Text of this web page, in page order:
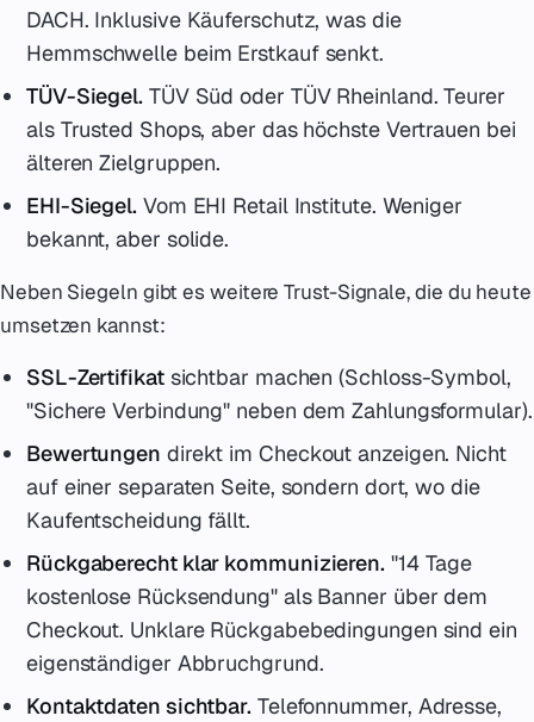
DACH. Inklusive Käuferschutz, was die
Hemmschwelle beim Erstkauf senkt.
TÜV-Siegel. TÜV Süd oder TÜV Rheinland. Teurer
als Trusted Shops, aber das höchste Vertrauen bei
älteren Zielgruppen.
EHI-Siegel. Vom EHI Retail Institute. Weniger
bekannt, aber solide.
Neben Siegeln gibt es weitere Trust-Signale, die du heute
umsetzen kannst:
SSL-Zertifikatsichtbar machen (Schloss-Symbol,
"Sichere Verbindung" neben dem Zahlungsformular).
Bewertungen direkt im Checkout anzeigen. Nicht
auf einer separaten Seite, sondern dort, wo die
Kaufentscheidung fällt.
Rückgaberecht klar kommunizieren. "14 Tage
kostenlose Rücksendung" als Banner über dem
Checkout. Unklare Rückgabebedingungen sind ein
eigenständiger Abbruchgrund.
Kontaktdaten sichtbar. Telefonnummer, Adresse,